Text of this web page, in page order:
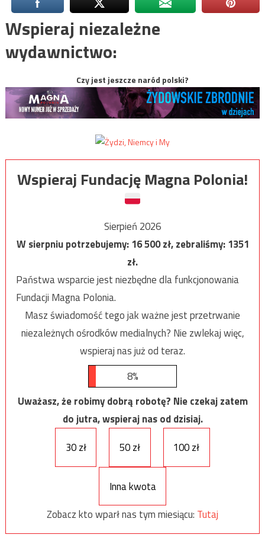
Wspieraj niezależne
wydawnictwo:
Czy jest jeszcze naród polski?
Wspieraj Fundację Magna Polonia!
Sierpień 2026
W sierpniu potrzebujemy:16 500zł, zebraliśmy:1351
zł.
Państwa wsparcie jest niezbędne dla funkcjonowania
Fundacji Magna Polonia.
Masz świadomość tego jak ważne jest przetrwanie
niezależnych ośrodków medialnych? Nie zwlekaj więc,
wspieraj nas już od teraz.
8%
Uważasz, że robimy dobrą robotę? Nie czekaj zatem
do jutra, wspieraj nas od dzisiaj.
30 zł
50 zł 100 zł
Inna kwota
Zobacz kto wparł nas tym miesiącu: Tutaj